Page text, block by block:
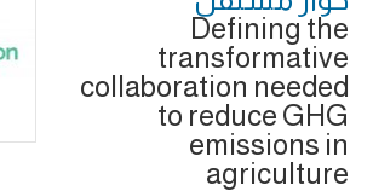
Defining the
transformative
collaboration needed
to reduce GHG
emissions in
agriculture